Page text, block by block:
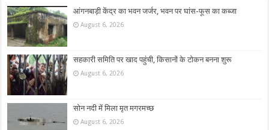
आंगनबाड़ी केंद्र का भवन जर्जर, भवन पर घांस-फूस का कब्जा
August 6, 2026
सहकारी समिति पर खाद पहुंची, किसानों के टोकन बनना शुरू
August 6, 2026
सोन नदी में मिला मृत मगरमच्छ
August 6, 2026